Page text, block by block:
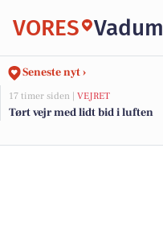
VORES Vadum
Seneste nyt ›
17 timer siden | VEJRET
Tørt vejr med lidt bid i luften